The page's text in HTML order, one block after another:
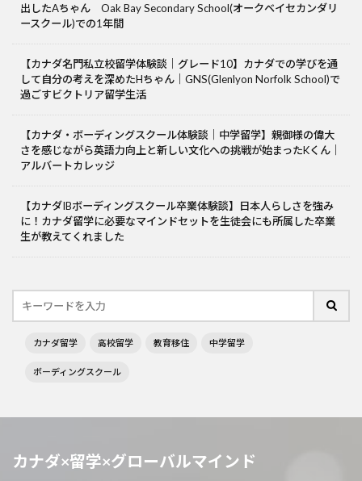
出したAちゃん Oak Bay Secondary School(オークベイセカンダリ
ースクール)での1年間
【カナダ名門私立校留学体験談｜グレード10】カナダでの学びを通
して自分の考えを深めたHちゃん｜GNS(Glenlyon Norfolk School)で
過ごすビクトリア留学生活
【カナダ・ボーディングスクール体験談｜中学留学】親御様の偉大
さを感じながら英語力向上と新しい文化への挑戦が始まったKくん｜
アルバートカレッジ
【カナダIBボーディングスクール卒業体験談】日本人らしさを強み
に！カナダ留学に必要なマインドセットを生徒会にも所属した卒業
生が教えてくれました
カナダ留学 高校留学 教育移住 中学留学
ボーディングスクール
カナダ×留学×グローバルマインド